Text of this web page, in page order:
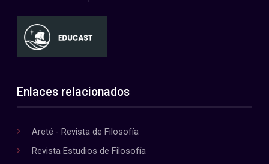
Enlaces relacionados
Areté - Revista de Filosofía
Revista Estudios de Filosofía